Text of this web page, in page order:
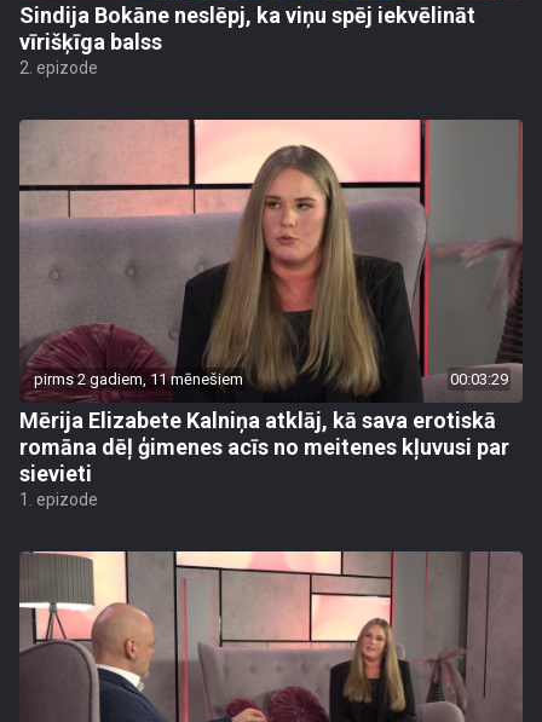
Sindija Bokāne neslēpj, ka viņu spēj iekvēlināt
vīrišķīga balss
2. epizode
pirms 2 gadiem, 11 mēnešiem 00:03:29
Mērija Elizabete Kalniņa atklāj, kā sava erotiskā
romāna dēļ ģimenes acīs no meitenes kļuvusi par
sievieti
1. epizode